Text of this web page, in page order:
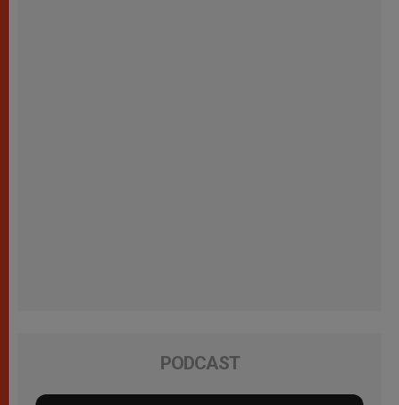
PODCAST